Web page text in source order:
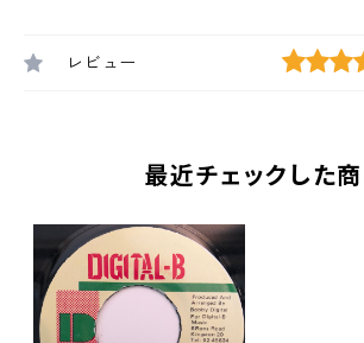
レビュー
最近チェックした